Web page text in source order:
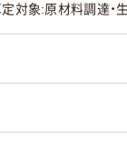
対象:原材料調達・